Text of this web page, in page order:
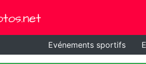
Evénements sportifs